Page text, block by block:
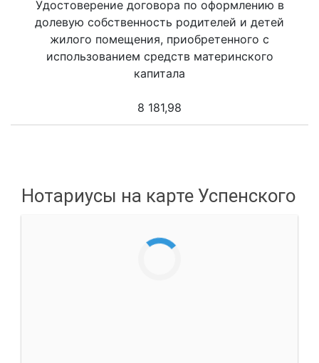
Удостоверение договора по оформлению в
долевую собственность родителей и детей
жилого помещения, приобретенного с
использованием средств материнского
капитала
8 181,98
Нотариусы на карте Успенского